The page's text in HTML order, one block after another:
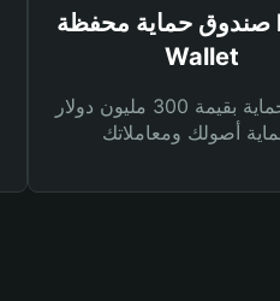
صندوق حماية محفظة Bitget
Wallet
صندوق حماية بقيمة 300 مليون دولار